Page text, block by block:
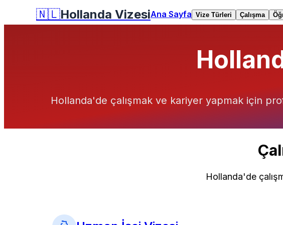
🇳🇱Hollanda VizesiAna Sayfa Vize Türleri Çalışma
Hollanda'de çalışmak ve kariyer yapmak için
Hollanda'de